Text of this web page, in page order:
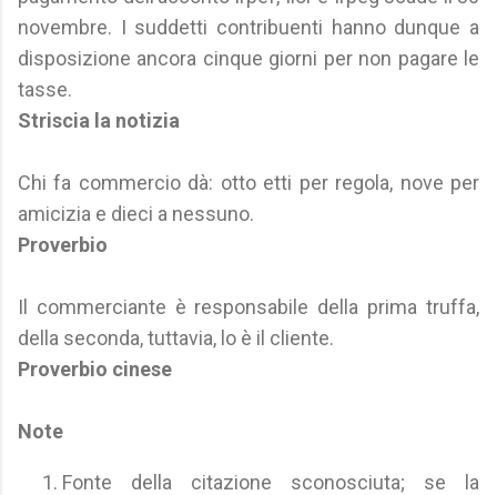
novembre. I suddetti contribuenti hanno dunque a
disposizione ancora cinque giorni per non pagare le
tasse.
Striscia la notizia
Chi fa commercio dà: otto etti per regola, nove per
amicizia e dieci a nessuno.
Proverbio
Il commerciante è responsabile della prima truffa,
della seconda, tuttavia, lo è il cliente.
Proverbio cinese
Note
Fonte della citazione sconosciuta; se la